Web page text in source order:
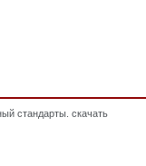
стандарты. скачать